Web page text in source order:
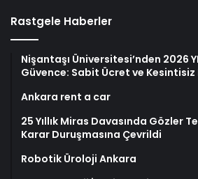
Rastgele Haberler
Nişantaşı Üniversitesi’nden 2026
Güvence: Sabit Ücret ve Kesintisiz
Ankara rent a car
25 Yıllık Miras Davasında Gözler
Karar Duruşmasına Çevrildi
Robotik Üroloji Ankara